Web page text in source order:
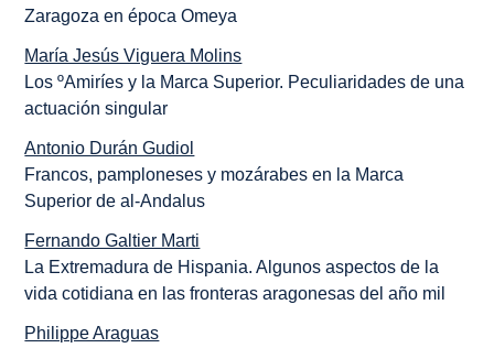
Zaragoza en época Omeya
María Jesús Viguera Molins
Los ºAmiríes y la Marca Superior. Peculiaridades de una
actuación singular
Antonio Durán Gudiol
Francos, pamploneses y mozárabes en la Marca
Superior de al-Andalus
Fernando Galtier Marti
La Extremadura de Hispania. Algunos aspectos de la
vida cotidiana en las fronteras aragonesas del año mil
Philippe Araguas